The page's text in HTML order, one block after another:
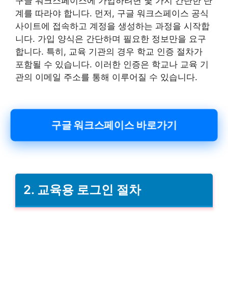
계를 따라야 합니다. 먼저, 구글 워크스페이스 공식
사이트에 접속하고 계정을 생성하는 과정을 시작합
니다. 가입 양식은 간단하며 필요한 정보만을 요구
합니다. 특히, 교육 기관의 경우 학교 인증 절차가
포함될 수 있습니다. 이러한 인증은 학교나 교육 기
관의 이메일 주소를 통해 이루어질 수 있습니다.
구글 워크스페이스 바로가기
2. 교육용 로그인 절차